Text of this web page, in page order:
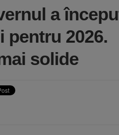
a
pentru 2026.
solide